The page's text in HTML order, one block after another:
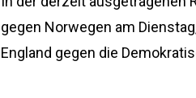
gegen Norwegen am
England gegen die